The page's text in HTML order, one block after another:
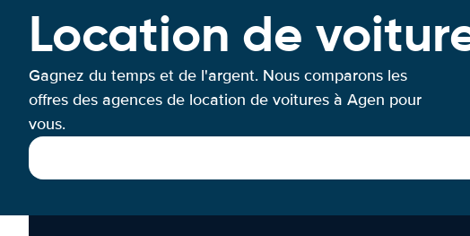
Location de
Gagnez du temps et de l'argent. Nous comparons les
offres des agences de location de voitures à Agen pour
vous.